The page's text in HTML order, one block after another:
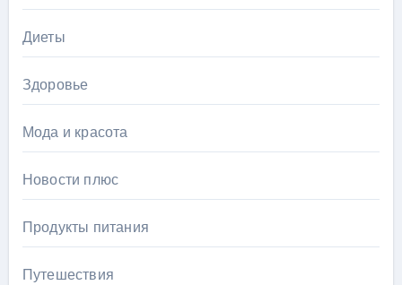
Диеты
Здоровье
Мода и красота
Новости плюс
Продукты питания
Путешествия